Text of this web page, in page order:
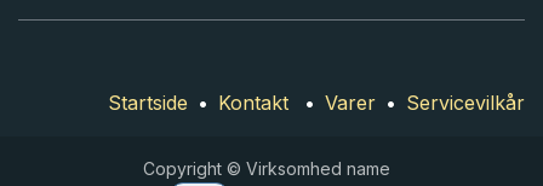
Startside • Kontakt • Varer • Servicevilkår
Copyright © Virksomhed name